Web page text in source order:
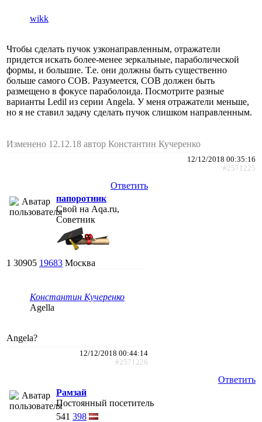
wikk
Чтобы сделать пучок узконаправленным, отражатели
придется искать более-менее зеркальные, параболической
формы, и большие. Т.е. они должны быть существенно
больше самого COB. Разумеется, COB должен быть
размещено в фокусе параболоида. Посмотрите разные
варианты Ledil из серии Angela. У меня отражатели меньше,
но я не ставил задачу сделать пучок слишком направленным.
Изменено 12.12.18 автор Константин Кучеренко
12/12/2018 00:35:16
#2571225
Ответить
папоротник
Свой на Aqa.ru,
Советник
1 30905 19683 Москва
Константин Кучеренко
Agella
Angela?
12/12/2018 00:44:14
#2571226
Ответить
Рамзай
Постоянный посетитель
541 398